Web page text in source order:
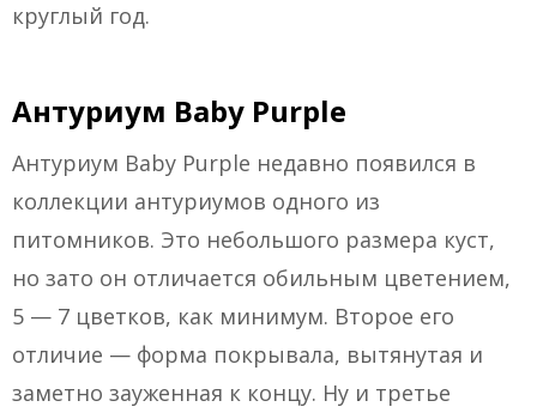
круглый год.
Антуриум Baby Purple
Антуриум Baby Purple недавно появился в
коллекции антуриумов одного из
питомников. Это небольшого размера куст,
но зато он отличается обильным цветением,
5 — 7 цветков, как минимум. Второе его
отличие — форма покрывала, вытянутая и
заметно зауженная к концу. Ну и третье